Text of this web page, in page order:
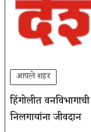
आपले शहर
हिंगोलीत
निलगायांना जीवदान